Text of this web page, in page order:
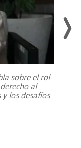
sobre el rol
al
los desafíos